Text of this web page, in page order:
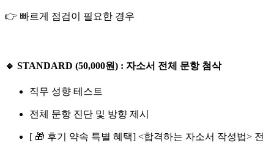
👉 빠르게 점검이 필요한 경우
🔹 STANDARD (50,000원) : 자소서 전체 문항 첨삭
직무 성향 테스트
전체 문항 진단 및 방향 제시
[ 🎁 후기 약속 특별 혜택] <합격하는 자소서 작성법> 전